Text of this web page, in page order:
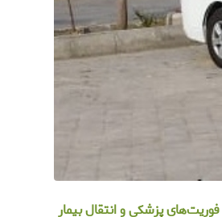
فوریت‌های پزشکی و انتقال بیمار